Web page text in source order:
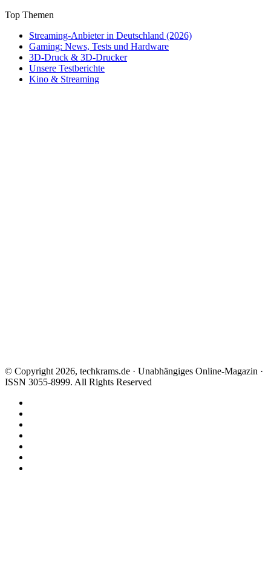
Top Themen
Streaming-Anbieter in Deutschland (2026)
Gaming: News, Tests und Hardware
3D-Druck & 3D-Drucker
Unsere Testberichte
Kino & Streaming
© Copyright 2026, techkrams.de · Unabhängiges Online-Magazin ·
ISSN 3055-8999. All Rights Reserved